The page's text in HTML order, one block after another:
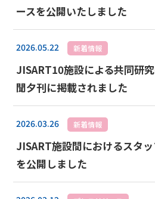
ースを公開いたしました
2026.05.22 新着情報
JISART10施設による共同研
聞夕刊に掲載されました
2026.03.26 新着情報
JISART施設間におけるスタ
を公開しました